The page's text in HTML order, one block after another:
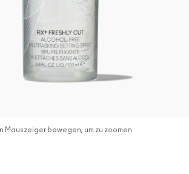
Mauszeiger bewegen, um zu zoomen